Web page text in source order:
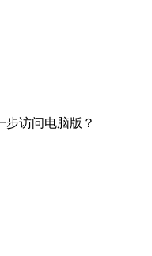
步访问电脑版？